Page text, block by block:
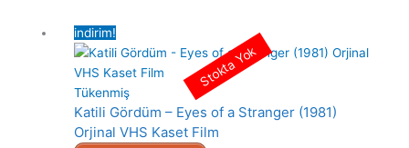
indirim!
Tükenmiş
Katili Gördüm – Eyes of a Stranger (1981)
Orjinal VHS Kaset Film
Stokta Yok